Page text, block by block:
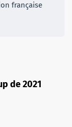
française
de 2021